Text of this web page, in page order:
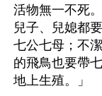
活物無一不死
兒子、兒媳都
七公七母；不
的飛鳥也要帶
地上生殖。」